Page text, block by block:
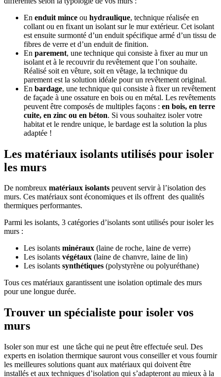
En enduit mince ou hydraulique, technique réalisée en
collant ou en fixant un isolant sur le mur extérieur. Cet isolant
est ensuite surmonté d’un enduit spécifique armé d’un tissu de
fibres de verre et d’un enduit de finition.
En parement, une technique qui consiste à fixer au mur un
isolant et à le recouvrir du revêtement que l’on souhaite.
Réalisé soit en vêture, soit en vêtage, la technique du
parement est la solution idéale pour un revêtement original.
En bardage, une technique qui consiste à fixer un revêtement
de façade à une ossature en bois ou en métal. Les revêtements
peuvent être composés de multiples façons : en bois, en terre
cuite, en zinc ou en béton. Si vous souhaitez isoler votre
habitat et le rendre unique, le bardage est la solution la plus
adaptée !
Les matériaux isolants utilisés pour isoler
les murs
De nombreux matériaux isolants peuvent servir à l’isolation des
murs. Ces matériaux sont économiques et ils offrent des qualités
thermiques performantes.
Parmi les isolants, 3 catégories d’isolants sont utilisés pour isoler les
murs :
Les isolants minéraux (laine de roche, laine de verre)
Les isolants végétaux (laine de chanvre, laine de lin)
Les isolants synthétiques (polystyrène ou polyuréthane)
Tous ces matériaux garantissent une isolation optimale des murs
pour une longue durée.
Trouver un spécialiste pour isoler vos
murs
Isoler son mur est une tâche qui ne peut être effectuée seul. Des
experts en isolation thermique sauront vous conseiller et vous fournir
les meilleures solutions quant aux matériaux qui doivent être
installés et aux techniques d’isolation qui s’adapteront au mieux à la